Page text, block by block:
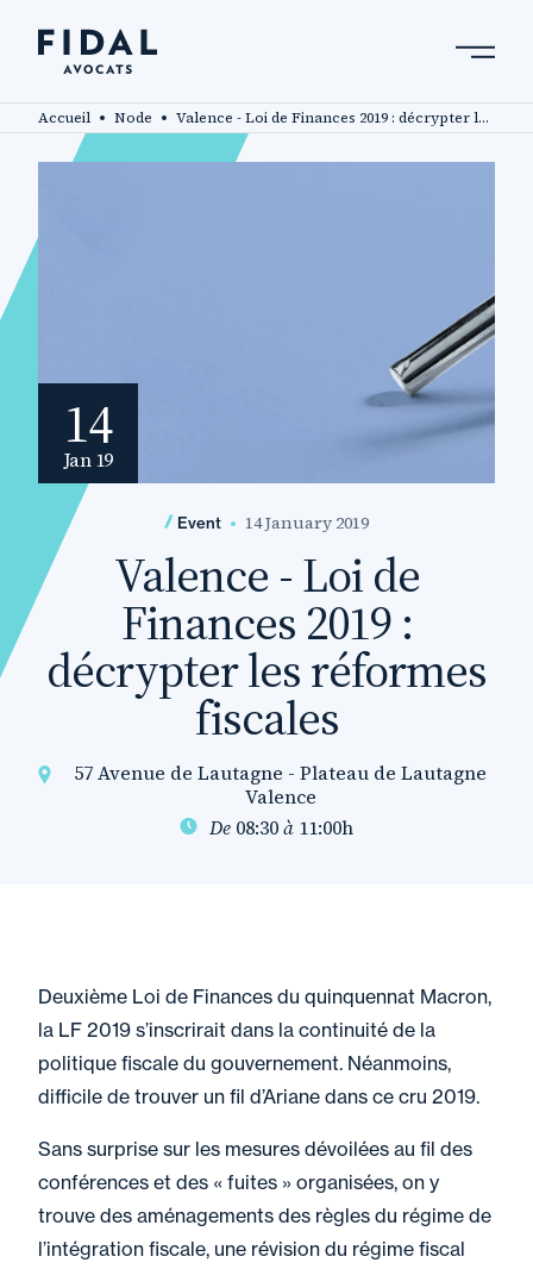
content
Accueil Node Valence - Loi de Finances 2019 : décrypter les réformes fiscales
14
Jan 19
Event 14 January 2019
Valence - Loi de
Finances 2019 :
décrypter les réformes
fiscales
57 Avenue de Lautagne - Plateau de Lautagne
Valence
De 08:30à 11:00h
Deuxième Loi de Finances du quinquennat Macron,
la LF 2019 s’inscrirait dans la continuité de la
politique fiscale du gouvernement. Néanmoins,
difficile de trouver un fil d’Ariane dans ce cru 2019.
Sans surprise sur les mesures dévoilées au fil des
conférences et des « fuites » organisées, on y
trouve des aménagements des règles du régime de
l’intégration fiscale, une révision du régime fiscal